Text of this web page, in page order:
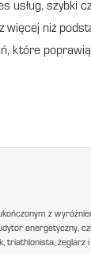
usług, szybki
więcej niż
które poprawią
z
energetyczny,
triathlonista, żeglarz